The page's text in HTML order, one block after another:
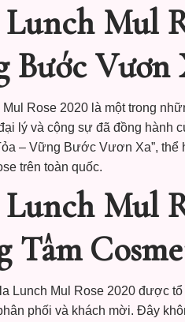
Mul
Bước Vươn
Rose 2020 là một trong
lý và cộng sự đã đồng hành
– Vững Bước Vươn Xa”, thể
trên toàn quốc.
Lunch Mul
Tâm
Lunch Mul Rose 2020 được
phối và khách mời. Đây